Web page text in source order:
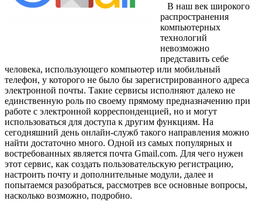
В наш век широкого
распространения
компьютерных
технологий
невозможно
представить себе
человека, использующего компьютер или мобильный
телефон, у которого не было бы зарегистрированного адреса
электронной почты. Такие сервисы исполняют далеко не
единственную роль по своему прямому предназначению при
работе с электронной корреспонденцией, но и могут
использоваться для доступа к другим функциям. На
сегодняшний день онлайн-служб такого направления можно
найти достаточно много. Одной из самых популярных и
востребованных является почта Gmail.com. Для чего нужен
этот сервис, как создать пользовательскую регистрацию,
настроить почту и дополнительные модули, далее и
попытаемся разобраться, рассмотрев все основные вопросы,
насколько возможно, подробно.